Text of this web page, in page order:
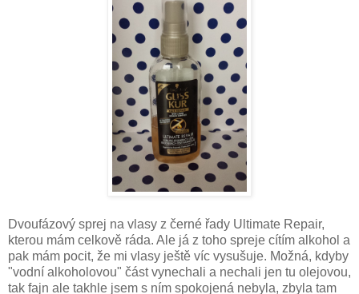
Dvoufázový sprej na vlasy z černé řady Ultimate Repair,
kterou mám celkově ráda. Ale já z toho spreje cítím alkohol a
pak mám pocit, že mi vlasy ještě víc vysušuje. Možná, kdyby
"vodní alkoholovou" část vynechali a nechali jen tu olejovou,
tak fajn ale takhle jsem s ním spokojená nebyla, zbyla tam